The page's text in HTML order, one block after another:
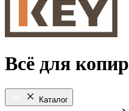
Всё для
Каталог